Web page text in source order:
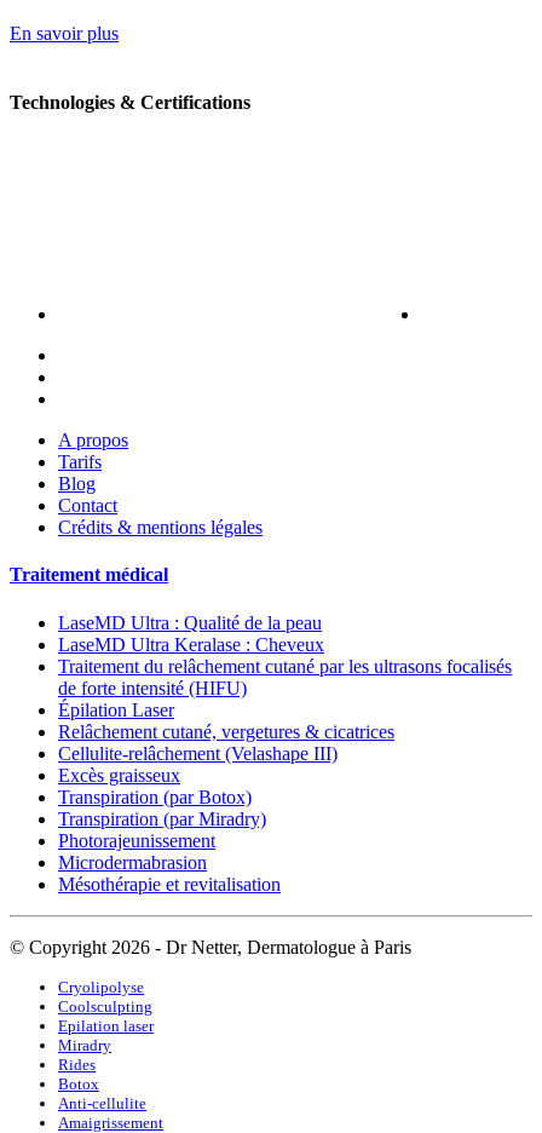
En savoir plus
Technologies & Certifications
A propos
Tarifs
Blog
Contact
Crédits & mentions légales
Traitement médical
LaseMD Ultra : Qualité de la peau
LaseMD Ultra Keralase : Cheveux
Traitement du relâchement cutané par les ultrasons focalisés
de forte intensité (HIFU)
Épilation Laser
Relâchement cutané, vergetures & cicatrices
Cellulite-relâchement (Velashape III)
Excès graisseux
Transpiration (par Botox)
Transpiration (par Miradry)
Photorajeunissement
Microdermabrasion
Mésothérapie et revitalisation
© Copyright 2026 - Dr Netter, Dermatologue à Paris
Cryolipolyse
Coolsculpting
Epilation laser
Miradry
Rides
Botox
Anti-cellulite
Amaigrissement